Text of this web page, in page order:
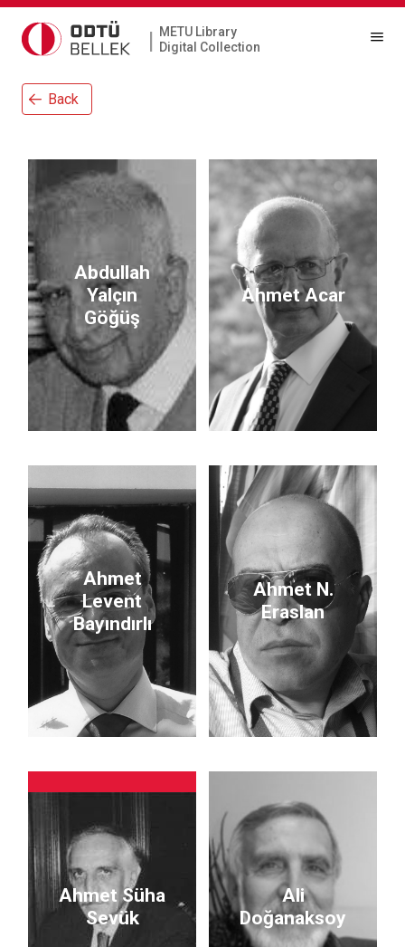
|
METU Library
Digital Collection
Back
Abdullah
Yalçın
Göğüş
Ahmet Acar
Ahmet
Levent
Bayındırlı
Ahmet N.
Eraslan
Ahmet Süha
Sevük
Ali
Doğanaksoy